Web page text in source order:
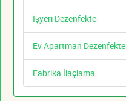
İşyeri Dezenfekte
Ev Apartman Dezenfekte
Fabrika İlaçlama